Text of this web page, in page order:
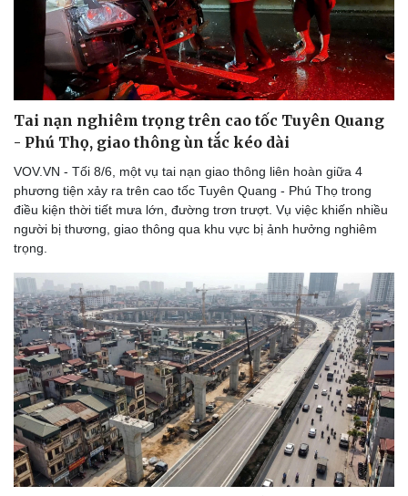
Du lịch
Tư vấn
Săn Tour
check-in
Podcast
Câu chuyện thời sự
Đọc truyện đêm khuya
Cửa sổ tình yêu
Kể chuyện cho bé
Hạt giống tâm hồn
Tai nạn nghiêm trọng trên cao tốc Tuyên Quang
- Phú Thọ, giao thông ùn tắc kéo dài
VOV.VN - Tối 8/6, một vụ tai nạn giao thông liên hoàn giữa 4
phương tiện xảy ra trên cao tốc Tuyên Quang - Phú Thọ trong
điều kiện thời tiết mưa lớn, đường trơn trượt. Vụ việc khiến nhiều
người bị thương, giao thông qua khu vực bị ảnh hưởng nghiêm
trọng.